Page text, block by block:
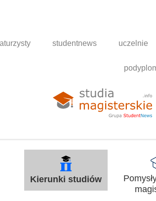
studentnews uczelnie
Kierunki studiów